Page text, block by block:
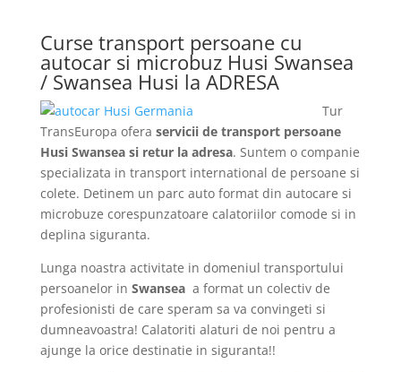
Curse transport persoane cu
autocar si microbuz Husi Swansea
/ Swansea Husi la ADRESA
Tur
TransEuropa ofera servicii de transport persoane
Husi Swansea si retur la adresa. Suntem o companie
specializata in transport international de persoane si
colete. Detinem un parc auto format din autocare si
microbuze corespunzatoare calatoriilor comode si in
deplina siguranta.
Lunga noastra activitate in domeniul transportului
persoanelor in Swansea a format un colectiv de
profesionisti de care speram sa va convingeti si
dumneavoastra! Calatoriti alaturi de noi pentru a
ajunge la orice destinatie in siguranta!!